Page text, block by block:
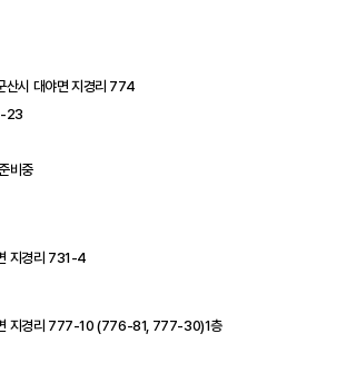
산시 대야면 지경리 774
23
비중
지경리 731-4
면 지경리 777-10 (776-81, 777-30)1층